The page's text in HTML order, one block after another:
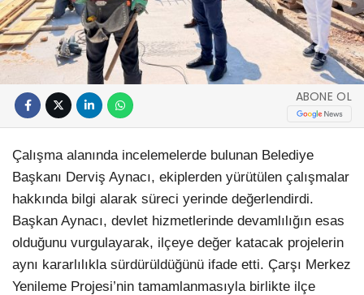
ABONE OL
Çalışma alanında incelemelerde bulunan Belediye
Başkanı Derviş Aynacı, ekiplerden yürütülen çalışmalar
hakkında bilgi alarak süreci yerinde değerlendirdi.
Başkan Aynacı, devlet hizmetlerinde devamlılığın esas
olduğunu vurgulayarak, ilçeye değer katacak projelerin
aynı kararlılıkla sürdürüldüğünü ifade etti. Çarşı Merkez
Yenileme Projesi’nin tamamlanmasıyla birlikte ilçe